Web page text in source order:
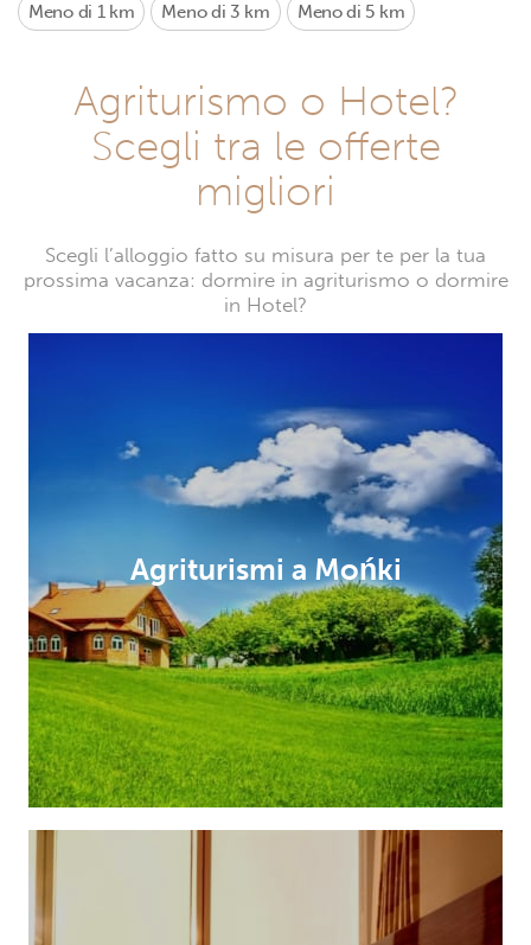
Meno di 1 km Meno di 3 km Meno di 5 km
Agriturismo o Hotel?
Scegli tra le offerte
migliori
Scegli l’alloggio fatto su misura per te per la tua
prossima vacanza: dormire in agriturismo o dormire
in Hotel?
Agriturismi a Mońki